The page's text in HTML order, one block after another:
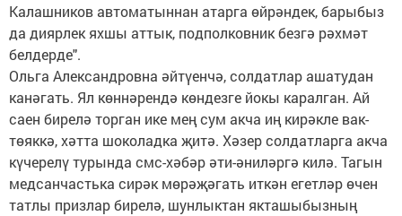
Калашников автоматыннан атарга өйрәндек, барыбыз
да диярлек яхшы аттык, подполковник безгә рәхмәт
белдерде".
Ольга Александровна әйтүенчә, солдатлар ашатудан
канәгать. Ял көннәрендә көндезге йокы каралган. Ай
саен бирелә торган ике мең сум акча иң кирәкле вак-
төяккә, хәтта шоколадка җитә. Хәзер солдатларга акча
күчерелү турында смс-хәбәр әти-әниләргә килә. Тагын
медсанчастька сирәк мөрәҗәгать иткән егетләр өчен
татлы призлар бирелә, шунлыктан якташыбызның